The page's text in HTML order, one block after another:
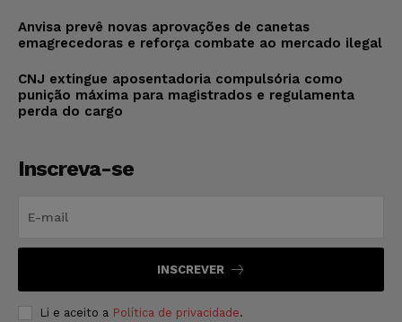
Anvisa prevê novas aprovações de canetas
emagrecedoras e reforça combate ao mercado ilegal
CNJ extingue aposentadoria compulsória como
punição máxima para magistrados e regulamenta
perda do cargo
Inscreva-se
INSCREVER
Li e aceito a Política de privacidade.